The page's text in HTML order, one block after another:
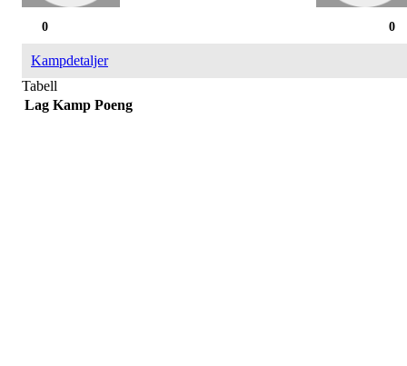
0
0
Kampdetaljer
Tabell
Lag Kamp Poeng